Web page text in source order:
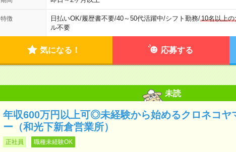
特徴 日払いOK/履歴書不要/40～50代活躍中/シフト勤務/10名以上の
ル不要
気になる！ 応募する
未読
年収600万円以上可◎未経験から始めるクロネコヤ
ー（和光下新倉営業所）
正社員 職種未経験OK